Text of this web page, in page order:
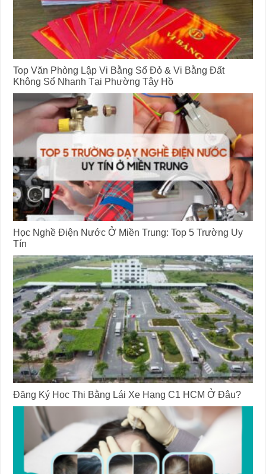
Top Văn Phòng Lập Vi Bằng Sổ Đỏ & Vi Bằng Đất
Không Sổ Nhanh Tại Phường Tây Hồ
Học Nghề Điện Nước Ở Miền Trung: Top 5 Trường Uy
Tín
Đăng Ký Học Thi Bằng Lái Xe Hạng C1 HCM Ở Đâu?